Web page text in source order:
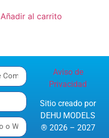
Añadir al carrito
Aviso de
Privacidad
Sitio creado por
DEHU MODELS
® 2026 – 2027